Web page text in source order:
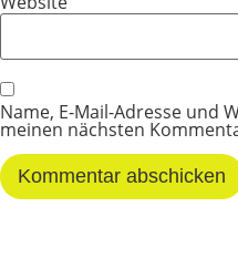
Name, E-Mail-Adresse und
meinen nächsten